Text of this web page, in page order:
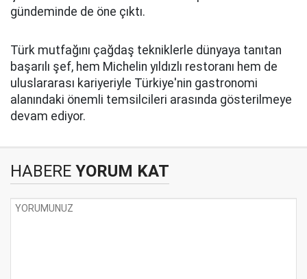
gündeminde de öne çıktı.
Türk mutfağını çağdaş tekniklerle dünyaya tanıtan
başarılı şef, hem Michelin yıldızlı restoranı hem de
uluslararası kariyeriyle Türkiye'nin gastronomi
alanındaki önemli temsilcileri arasında gösterilmeye
devam ediyor.
HABERE YORUM KAT